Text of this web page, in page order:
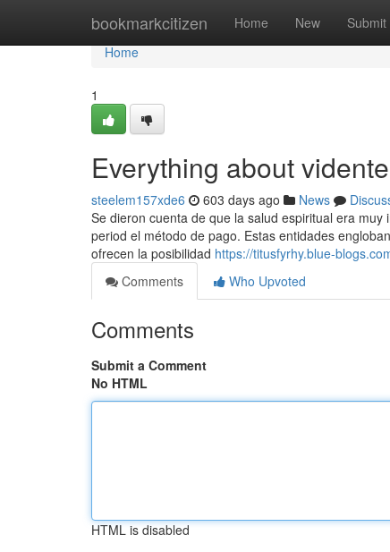
bookmarkcitizen Home New Submit
Home
Home
1
Everything about
steelem157xde6 603 days ago News
Se dieron cuenta de que la salud espiritual era
period el método de pago. Estas entidades
ofrecen la posibilidad https://titusfyrhy.blue-
Comments
Who Upvoted
Comments
Submit a Comment
No HTML
HTML is disabled